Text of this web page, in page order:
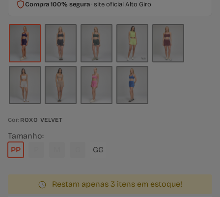
Tamanho:
PP
GG
Cor: ROXO VELVET
Restam apenas 3 itens em estoque!
Compra 100% segura· site oficial Alto Giro